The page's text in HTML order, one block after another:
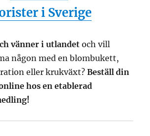
i Sverige
vänner i utlandetoch vill
någon med en blombukett,
eller krukväxt?Beställ din
hos en etablerad